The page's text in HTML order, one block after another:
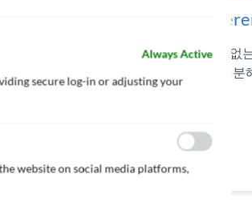
Always Active
secure log-in or adjusting your
website on social media platforms,
TBT가 없
의 가수